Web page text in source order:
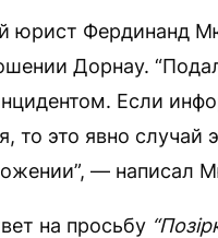
юрист Фердинанд
Дорнау.
Если
то это явно
— написал
на просьбу